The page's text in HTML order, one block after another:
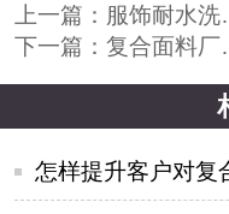
上一篇： 服饰耐水洗复合面料飞入寻常百姓家
下一篇： 复合面料厂家为什么能得到客户的信赖